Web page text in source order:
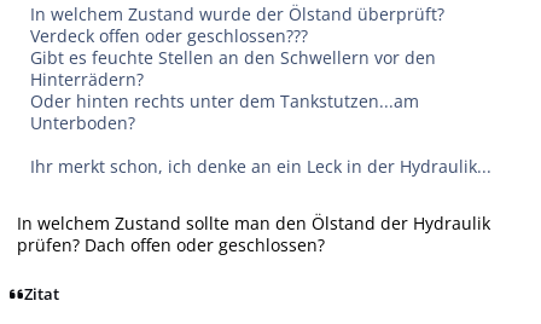
In welchem Zustand wurde der Ölstand überprüft?
Verdeck offen oder geschlossen???
Gibt es feuchte Stellen an den Schwellern vor den
Hinterrädern?
Oder hinten rechts unter dem Tankstutzen...am
Unterboden?
Ihr merkt schon, ich denke an ein Leck in der Hydraulik...
In welchem Zustand sollte man den Ölstand der Hydraulik
prüfen? Dach offen oder geschlossen?
Zitat